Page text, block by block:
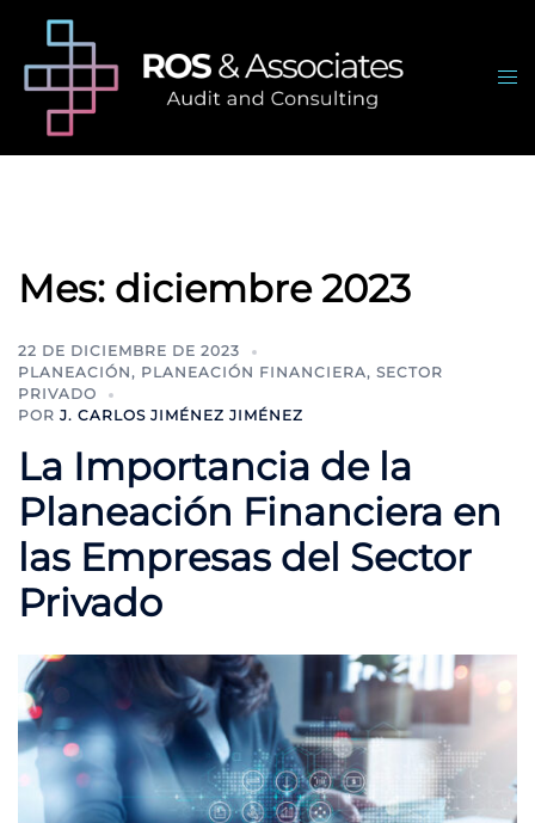
contenido
Mes: diciembre 2023
22 DE DICIEMBRE DE 2023
PLANEACIÓN, PLANEACIÓN FINANCIERA, SECTOR
PRIVADO
POR J. CARLOS JIMÉNEZ JIMÉNEZ
La Importancia de la
Planeación Financiera en
las Empresas del Sector
Privado